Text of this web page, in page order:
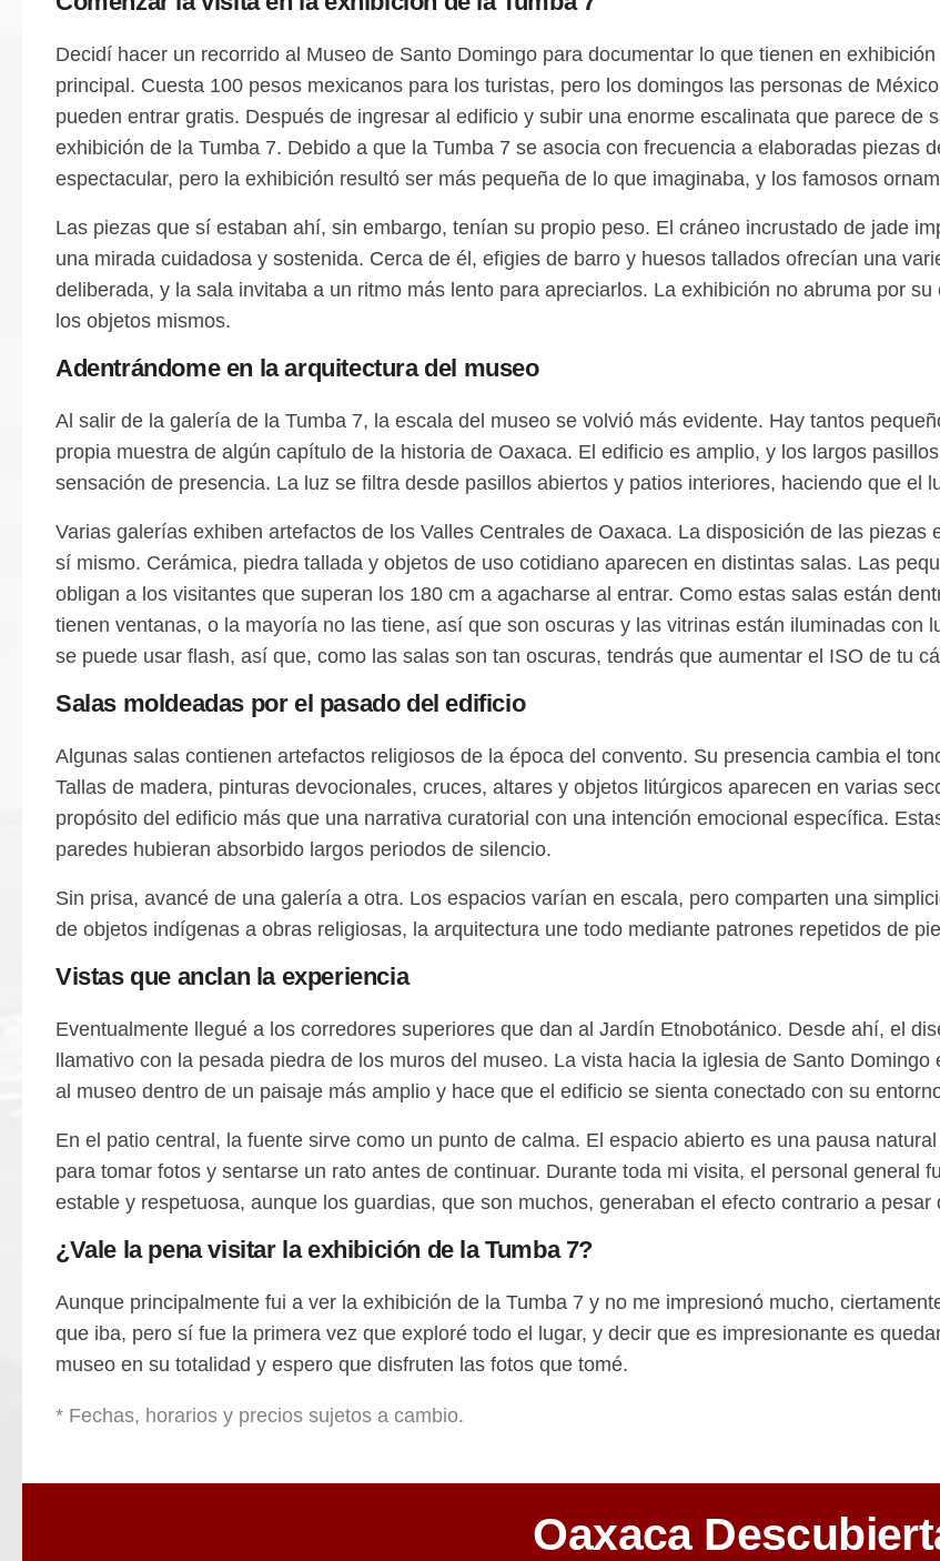
Decidí hacer un recorrido al Museo de Santo Domingo para documentar lo que tienen en
principal. Cuesta 100 pesos mexicanos para los turistas, pero los domingos las personas de
pueden entrar gratis. Después de ingresar al edificio y subir una enorme escalinata que parece de
exhibición de la Tumba 7. Debido a que la Tumba 7 se asocia con frecuencia a elaboradas piezas
espectacular, pero la exhibición resultó ser más pequeña de lo que imaginaba, y los famosos
Las piezas que sí estaban ahí, sin embargo, tenían su propio peso. El cráneo incrustado de jade
una mirada cuidadosa y sostenida. Cerca de él, efigies de barro y huesos tallados ofrecían una
deliberada, y la sala invitaba a un ritmo más lento para apreciarlos. La exhibición no abruma por
los objetos mismos.
Adentrándome en la arquitectura del museo
Al salir de la galería de la Tumba 7, la escala del museo se volvió más evidente. Hay tantos
propia muestra de algún capítulo de la historia de Oaxaca. El edificio es amplio, y los largos
sensación de presencia. La luz se filtra desde pasillos abiertos y patios interiores, haciendo que el
Varias galerías exhiben artefactos de los Valles Centrales de Oaxaca. La disposición de las
sí mismo. Cerámica, piedra tallada y objetos de uso cotidiano aparecen en distintas salas. Las
obligan a los visitantes que superan los 180 cm a agacharse al entrar. Como estas salas están
tienen ventanas, o la mayoría no las tiene, así que son oscuras y las vitrinas están iluminadas con
se puede usar flash, así que, como las salas son tan oscuras, tendrás que aumentar el ISO de tu
Salas moldeadas por el pasado del edificio
Algunas salas contienen artefactos religiosos de la época del convento. Su presencia cambia el
Tallas de madera, pinturas devocionales, cruces, altares y objetos litúrgicos aparecen en varias
propósito del edificio más que una narrativa curatorial con una intención emocional específica.
paredes hubieran absorbido largos periodos de silencio.
Sin prisa, avancé de una galería a otra. Los espacios varían en escala, pero comparten una
de objetos indígenas a obras religiosas, la arquitectura une todo mediante patrones repetidos de
Vistas que anclan la experiencia
Eventualmente llegué a los corredores superiores que dan al Jardín Etnobotánico. Desde ahí, el
llamativo con la pesada piedra de los muros del museo. La vista hacia la iglesia de Santo
al museo dentro de un paisaje más amplio y hace que el edificio se sienta conectado con su
En el patio central, la fuente sirve como un punto de calma. El espacio abierto es una pausa
para tomar fotos y sentarse un rato antes de continuar. Durante toda mi visita, el personal general
estable y respetuosa, aunque los guardias, que son muchos, generaban el efecto contrario a pesar
¿Vale la pena visitar la exhibición de la Tumba 7?
Aunque principalmente fui a ver la exhibición de la Tumba 7 y no me impresionó mucho,
que iba, pero sí fue la primera vez que exploré todo el lugar, y decir que es impresionante es
museo en su totalidad y espero que disfruten las fotos que tomé.
* Fechas, horarios y precios sujetos a cambio.
Oaxaca